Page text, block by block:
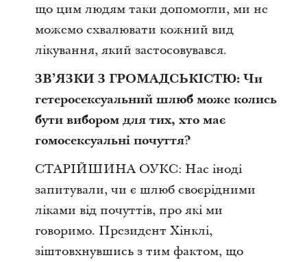
що цим людям таки допомогли, ми не
можемо схвалювати кожний вид
лікування, який застосовувався.
ЗВ’ЯЗКИ З ГРОМАДСЬКІСТЮ: Чи
гетеросексуальний шлюб може колись
бути вибором для тих, хто має
гомосексуальні почуття?
СТАРІЙШИНА ОУКС: Нас іноді
запитували, чи є шлюб своєрідними
ліками від почуттів, про які ми
говоримо. Президент Хінклі,
зіштовхнувшись з тим фактом, що